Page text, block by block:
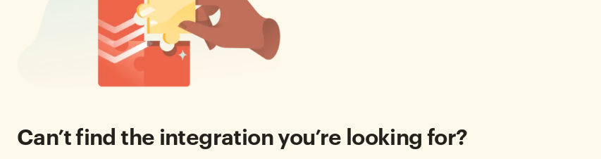
Can’t find the integration you’re looking for?